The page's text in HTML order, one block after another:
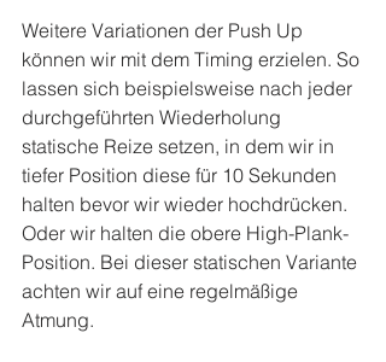
Weitere Variationen der Push Up
können wir mit dem Timing erzielen. So
lassen sich beispielsweise nach jeder
durchgeführten Wiederholung
statische Reize setzen, in dem wir in
tiefer Position diese für 10 Sekunden
halten bevor wir wieder hochdrücken.
Oder wir halten die obere High-Plank-
Position. Bei dieser statischen Variante
achten wir auf eine regelmäßige
Atmung.